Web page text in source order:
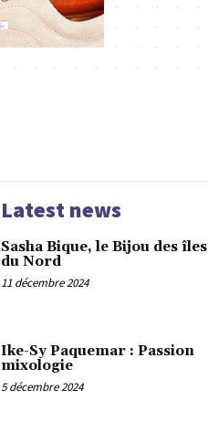
Latest news
Sasha Bique, le Bijou des îles
du Nord
11 décembre 2024
Ike-Sy Paquemar : Passion
mixologie
5 décembre 2024